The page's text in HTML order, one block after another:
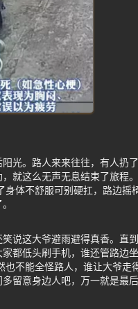
光。路人来来往往，有人扔
就这么无声无息结束了旅程
体不舒服可别硬扛，路边摇
说这大爷避雨避得真香。直
都低头刷手机，谁还管路边
不能全怪路人，谁让大爷走
留意身边人吧，万一就是最后